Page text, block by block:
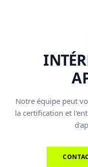
Notre équipe peut
la certification et